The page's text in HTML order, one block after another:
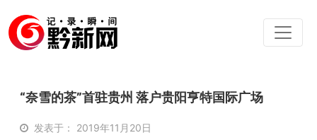
“奈雪的茶”首驻贵州 落户贵阳亨特国际广场
发表于： 2019年11月20日